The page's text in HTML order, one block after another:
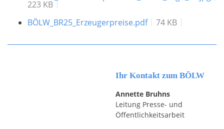
223 KB
BÖLW_BR25_Erzeugerpreise.pdf
74 KB
Ihr Kontakt zum BÖLW
Annette Bruhns
Leitung Presse- und
Öffentlichkeitsarbeit